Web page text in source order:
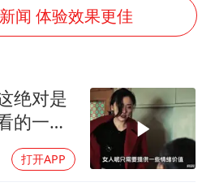
咪过火把节被抹成黑猫
经理辟谣Bin离队
南一男子胃中取出180颗铁钉
颖儿子首次演长剧
总书记点赞的非遗苗绣焕发新生机
闻 体验效果更佳
绝对是
的一部
打开APP